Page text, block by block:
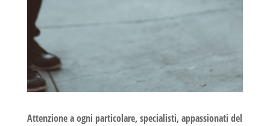
Attenzione a ogni particolare, specialisti, appassionati del